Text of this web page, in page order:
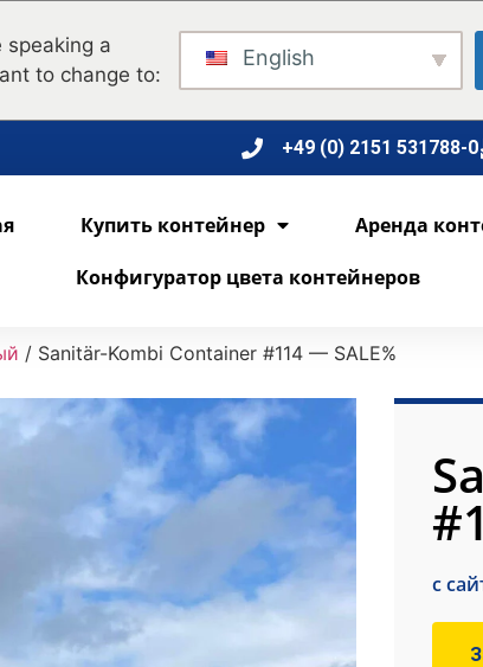
a
to change to:
English
+49 (0) 2151 531788-0
Купить контейнер
Аренда
Конфигуратор цвета контейнеров
/ Sanitär-Kombi Container #114 — SALE%
с